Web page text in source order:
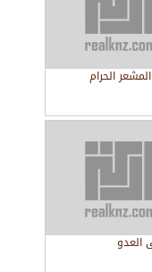
الحرام
العدو